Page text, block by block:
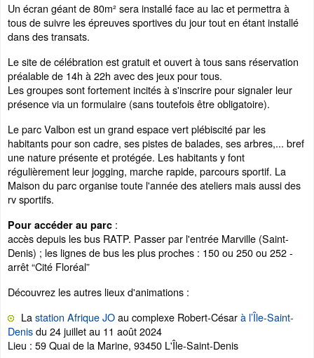
Un écran géant de 80m² sera installé face au lac et permettra à
tous de suivre les épreuves sportives du jour tout en étant installé
dans des transats.
Le site de célébration est gratuit et ouvert à tous sans réservation
préalable de 14h à 22h avec des jeux pour tous.
Les groupes sont fortement incités à s'inscrire pour signaler leur
présence via un formulaire (sans toutefois être obligatoire).
Le parc Valbon est un grand espace vert plébiscité par les
habitants pour son cadre, ses pistes de balades, ses arbres,... bref
une nature présente et protégée. Les habitants y font
régulièrement leur jogging, marche rapide, parcours sportif. La
Maison du parc organise toute l'année des ateliers mais aussi des
rv sportifs.
Pour accéder au parc :
accès depuis les bus RATP. Passer par l'entrée Marville (Saint-
Denis) ; les lignes de bus les plus proches : 150 ou 250 ou 252 -
arrêt “Cité Floréal”
Découvrez les autres lieux d'animations :
Lastation Afrique JOau complexe Robert-Césarà l’Île-Saint-
Denisdu 24 juillet au 11 août 2024
Lieu : 59 Quai de la Marine, 93450 L'Île-Saint-Denis